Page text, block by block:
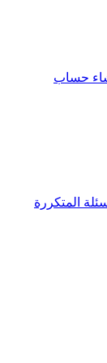
حساب
المتكررة